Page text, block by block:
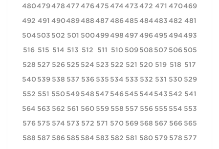
469
470
471
472
473
474
475
476
477
478
479
480
481
482
483
484
485
486
487
488
489
490
491
492
493
494
495
496
497
498
499
500
501
502
503
504
505
506
507
508
509
510
511
512
513
514
515
516
517
518
519
520
521
522
523
524
525
526
527
528
529
530
531
532
533
534
535
536
537
538
539
540
541
542
543
544
545
546
547
548
549
550
551
552
553
554
555
556
557
558
559
560
561
562
563
564
565
566
567
568
569
570
571
572
573
574
575
576
577
578
579
580
581
582
583
584
585
586
587
588